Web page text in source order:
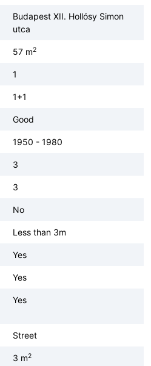
Budapest XII. Hollósy Simon
utca
57 m2
1
1+1
Good
1950 - 1980
3
3
No
Less than 3m
Yes
Yes
Yes
Street
3 m2